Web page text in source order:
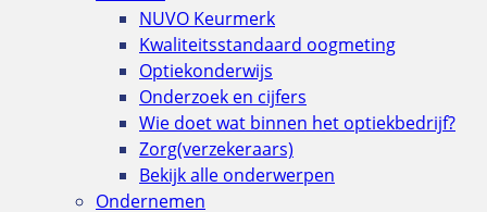
NUVO Keurmerk
Kwaliteitsstandaard oogmeting
Optiekonderwijs
Onderzoek en cijfers
Wie doet wat binnen het optiekbedrijf?
Zorg(verzekeraars)
Bekijk alle onderwerpen
Ondernemen